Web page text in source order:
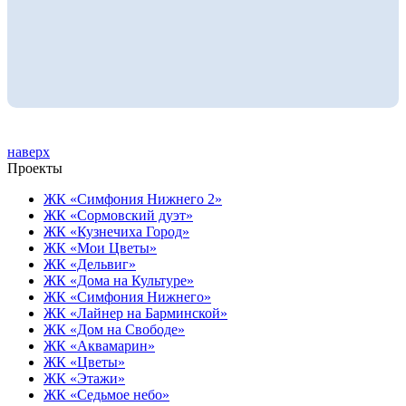
наверх
Проекты
ЖК «Симфония Нижнего 2»
ЖК «Сормовский дуэт»
ЖК «Кузнечиха Город»
ЖК «Мои Цветы»
ЖК «Дельвиг»
ЖК «Дома на Культуре»
ЖК «Симфония Нижнего»
ЖК «Лайнер на Барминской»
ЖК «Дом на Свободе»
ЖК «Аквамарин»
ЖК «Цветы»
ЖК «Этажи»
ЖК «Седьмое небо»